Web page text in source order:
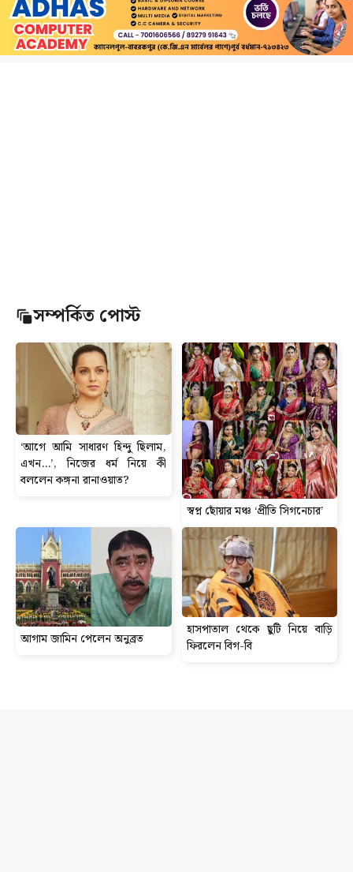
সম্পর্কিত পোস্ট
‘আগে আমি সাধারণ হিন্দু ছিলাম,
এখন…’, নিজের ধর্ম নিয়ে কী
বললেন কঙ্গনা রানাওয়াত?
স্বপ্ন ছোঁয়ার মঞ্চ ‘প্রীতি সিগনেচার’
আগাম জামিন পেলেন অনুব্রত
হাসপাতাল থেকে ছুটি নিয়ে বাড়ি
ফিরলেন বিগ-বি